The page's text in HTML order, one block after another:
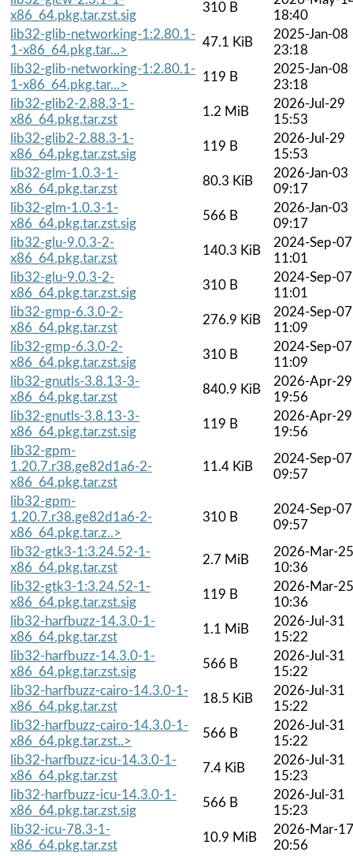
x86_64.pkg.tar.zst.sig
310 B
18:40
lib32-glib-networking-1:2.80.1-
1-x86_64.pkg.tar...>
47.1 KiB
2025-Jan-08
23:18
lib32-glib-networking-1:2.80.1-
1-x86_64.pkg.tar...>
119 B
2025-Jan-08
23:18
lib32-glib2-2.88.3-1-
x86_64.pkg.tar.zst
1.2 MiB
2026-Jul-29
15:53
lib32-glib2-2.88.3-1-
x86_64.pkg.tar.zst.sig
119 B
2026-Jul-29
15:53
lib32-glm-1.0.3-1-
x86_64.pkg.tar.zst
80.3 KiB
2026-Jan-03
09:17
lib32-glm-1.0.3-1-
x86_64.pkg.tar.zst.sig
566 B
2026-Jan-03
09:17
lib32-glu-9.0.3-2-
x86_64.pkg.tar.zst
140.3 KiB
2024-Sep-07
11:01
lib32-glu-9.0.3-2-
x86_64.pkg.tar.zst.sig
310 B
2024-Sep-07
11:01
lib32-gmp-6.3.0-2-
x86_64.pkg.tar.zst
276.9 KiB
2024-Sep-07
11:09
lib32-gmp-6.3.0-2-
x86_64.pkg.tar.zst.sig
310 B
2024-Sep-07
11:09
lib32-gnutls-3.8.13-3-
x86_64.pkg.tar.zst
840.9 KiB
2026-Apr-29
19:56
lib32-gnutls-3.8.13-3-
x86_64.pkg.tar.zst.sig
119 B
2026-Apr-29
19:56
lib32-gpm-
1.20.7.r38.ge82d1a6-2-
x86_64.pkg.tar.zst
11.4 KiB
2024-Sep-07
09:57
lib32-gpm-
1.20.7.r38.ge82d1a6-2-
x86_64.pkg.tar.z..>
310 B
2024-Sep-07
09:57
lib32-gtk3-1:3.24.52-1-
x86_64.pkg.tar.zst
2.7 MiB
2026-Mar-25
10:36
lib32-gtk3-1:3.24.52-1-
x86_64.pkg.tar.zst.sig
119 B
2026-Mar-25
10:36
lib32-harfbuzz-14.3.0-1-
x86_64.pkg.tar.zst
1.1 MiB
2026-Jul-31
15:22
lib32-harfbuzz-14.3.0-1-
x86_64.pkg.tar.zst.sig
566 B
2026-Jul-31
15:22
lib32-harfbuzz-cairo-14.3.0-1-
x86_64.pkg.tar.zst
18.5 KiB
2026-Jul-31
15:22
lib32-harfbuzz-cairo-14.3.0-1-
x86_64.pkg.tar.zst..>
566 B
2026-Jul-31
15:22
lib32-harfbuzz-icu-14.3.0-1-
x86_64.pkg.tar.zst
7.4 KiB
2026-Jul-31
15:23
lib32-harfbuzz-icu-14.3.0-1-
x86_64.pkg.tar.zst.sig
566 B
2026-Jul-31
15:23
lib32-icu-78.3-1-
x86_64.pkg.tar.zst
10.9 MiB
2026-Mar-17
20:56